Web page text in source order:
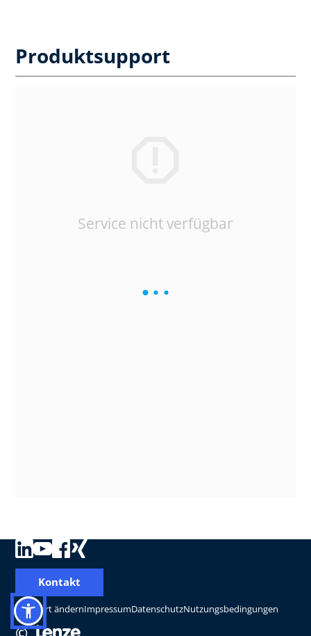
Produktsupport
Service nicht verfügbar
Standort ändernImpressumDatenschutzNutzungsbedingungen
Kontakt